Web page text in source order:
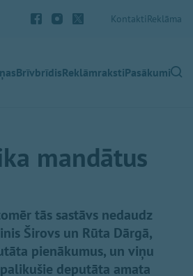
KontaktiReklāma
BrīvbrīdisReklāmrakstiPasākumi
mandātus
tās sastāvs nedaudz
Širovs un Rūta Dārgā,
pienākumus, un viņu
deputāta amata